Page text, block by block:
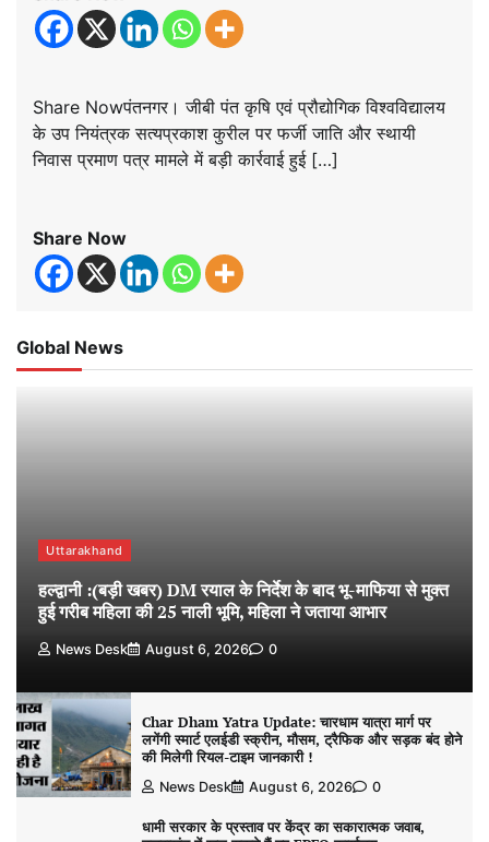
Share Nowपंतनगर। जीबी पंत कृषि एवं प्रौद्योगिक विश्वविद्यालय
के उप नियंत्रक सत्यप्रकाश कुरील पर फर्जी जाति और स्थायी
निवास प्रमाण पत्र मामले में बड़ी कार्रवाई हुई […]
Share Now
Global News
Uttarakhand
हल्द्वानी :(बड़ी खबर) DM रयाल के निर्देश के बाद भू-माफिया से मुक्त
हुई गरीब महिला की 25 नाली भूमि, महिला ने जताया आभार
News Desk August 6, 2026 0
Char Dham Yatra Update: चारधाम यात्रा मार्ग पर
लगेंगी स्मार्ट एलईडी स्क्रीन, मौसम, ट्रैफिक और सड़क बंद होने
की मिलेगी रियल-टाइम जानकारी !
News Desk August 6, 2026 0
धामी सरकार के प्रस्ताव पर केंद्र का सकारात्मक जवाब,